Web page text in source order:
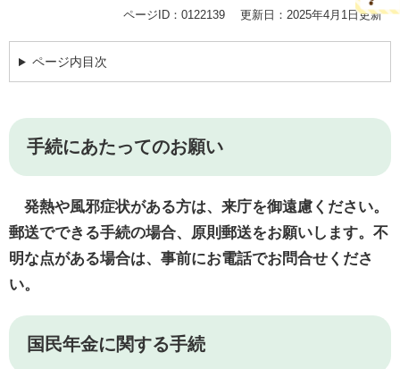
ページID：0122139 更新日：2025年4月1日更新
ページ内目次
手続にあたってのお願い
発熱や風邪症状がある方は、来庁を御遠慮ください。
郵送でできる手続の場合、原則郵送をお願いします。不
明な点がある場合は、事前にお電話でお問合せくださ
い。
国民年金に関する手続